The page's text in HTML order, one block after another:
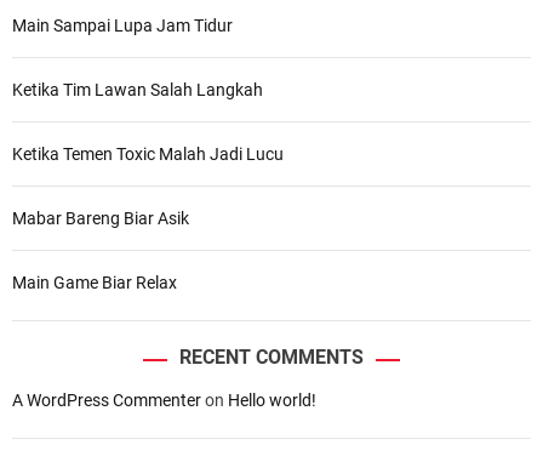
Main Sampai Lupa Jam Tidur
Ketika Tim Lawan Salah Langkah
Ketika Temen Toxic Malah Jadi Lucu
Mabar Bareng Biar Asik
Main Game Biar Relax
RECENT COMMENTS
A WordPress Commenteron Hello world!